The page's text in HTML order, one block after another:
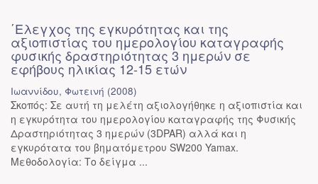
΄Ελεγχος της εγκυρότητας και της
αξιοπιστίας του ημερολογίου καταγραφής
φυσικής δραστηριότητας 3 ημερών σε
εφήβους ηλικίας 12-15 ετών
Ιωαννίδου, Φωτεινή (2008)
Σκοπός: Σε αυτή τη μελέτη αξιολογήθηκε η αξιοπιστία και
η εγκυρότητα του ημερολογίου καταγραφής της Φυσικής
Δραστηριότητας 3 ημερών (3DPAR) αλλά και η
εγκυρότατα του βηματόμετρου SW200 Yamax.
Μεθοδολογία: Το δείγμα ...